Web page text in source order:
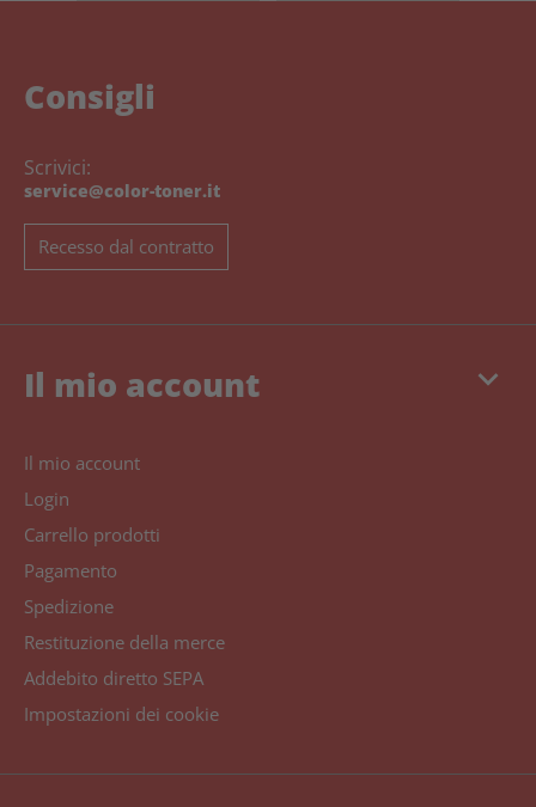
Consigli
Scrivici:
service@color-toner.it
Recesso dal contratto
keyboard_arrow_down
Il mio account
Il mio account
Login
Carrello prodotti
Pagamento
Spedizione
Restituzione della merce
Addebito diretto SEPA
Impostazioni dei cookie